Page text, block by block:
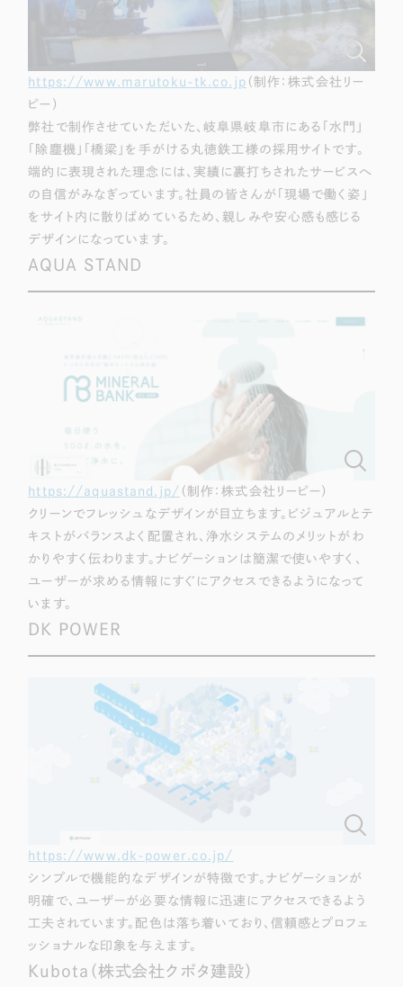
Works
制作実績
全国1,400社以上の支援実績の中から
一部をご紹介します
ブックマークしたサイト
すべて （624件）
コーポレート・企業サイト （278件）
ブランドサイト・サービスサイト
求人・採用サイト （61件）
ECサイト（オンラインショップ） （43件）
ポータルサイト・メディアサイト
LP（ランディングページ） （28件）
キャンペーン・プロモーションサイト （12件）
その他
お客様インタビュー
https://www.marutoku-tk.co.jp （制作：株式会社リー
ピー）
弊社で制作させていただいた、岐阜県岐阜市にある「水門」
「除塵機」「橋梁」を手がける丸徳鉄工様の採用サイトです。
端的に表現された理念には、実績に裏打ちされたサービスへ
の自信がみなぎっています。社員の皆さんが「現場で働く姿」
をサイト内に散りばめているため、親しみや安心感も感じる
デザインになっています。
AQUA STAND
https://aquastand.jp/ （制作：株式会社リーピー）
クリーンでフレッシュなデザインが目立ちます。ビジュアルとテ
キストがバランスよく配置され、浄水システムのメリットがわ
かりやすく伝わります。ナビゲーションは簡潔で使いやすく、
ユーザーが求める情報にすぐにアクセスできるようになって
います。
DK POWER
https://www.dk-power.co.jp/
シンプルで機能的なデザインが特徴です。ナビゲーションが
明確で、ユーザーが必要な情報に迅速にアクセスできるよう
工夫されています。配色は落ち着いており、信頼感とプロフェ
ッショナルな印象を与えます。
Kubota（株式会社クボタ建設）